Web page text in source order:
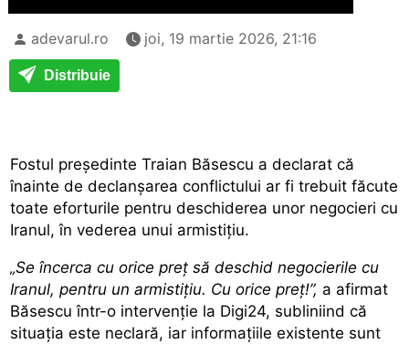
adevarul.ro joi, 19 martie 2026, 21:16
Distribuie
Fostul președinte Traian Băsescu a declarat că
înainte de declanșarea conflictului ar fi trebuit făcute
toate eforturile pentru deschiderea unor negocieri cu
Iranul, în vederea unui armistițiu.
„Se încerca cu orice preț să deschid negocierile cu
Iranul, pentru un armistițiu. Cu orice preț!”, a afirmat
Băsescu într-o intervenție la Digi24, subliniind că
situația este neclară, iar informațiile existente sunt